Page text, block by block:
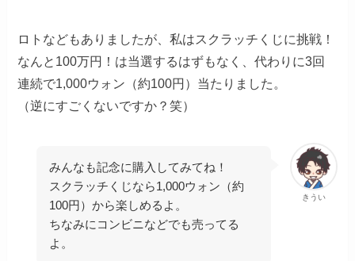
ロトなどもありましたが、私はスクラッチくじに挑戦！
なんと100万円！は当選するはずもなく、代わりに3回
連続で1,000ウォン（約100円）当たりました。
（逆にすごくないですか？笑）
きうい
みんなも記念に購入してみてね！
スクラッチくじなら1,000ウォン（約
100円）から楽しめるよ。
ちなみにコンビニなどでも売ってる
よ。